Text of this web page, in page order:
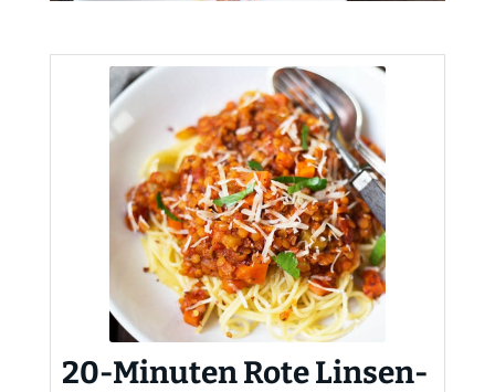
20-Minuten Rote Linsen-